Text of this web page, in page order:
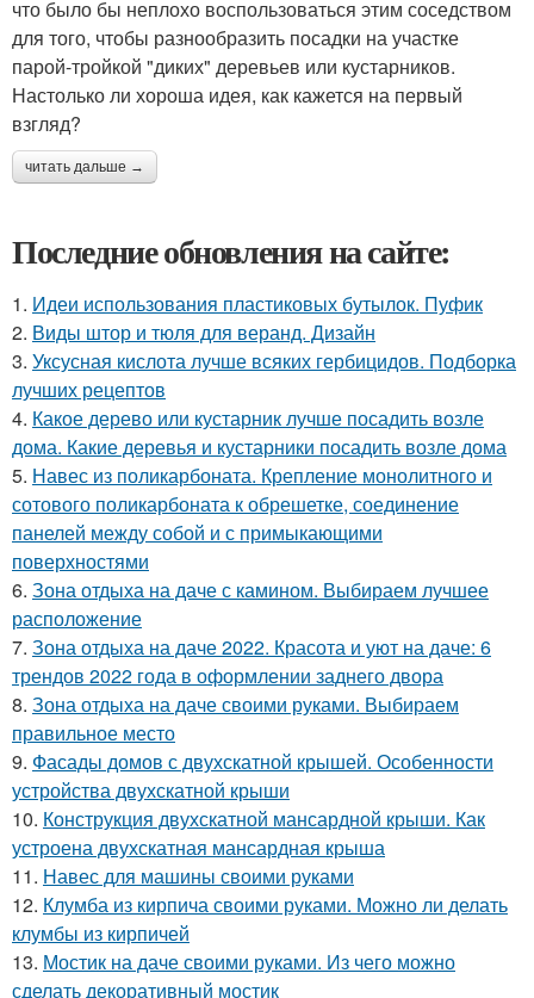
что было бы неплохо воспользоваться этим соседством
для того, чтобы разнообразить посадки на участке
парой-тройкой "диких" деревьев или кустарников.
Настолько ли хороша идея, как кажется на первый
взгляд?
читать дальше →
Последние обновления на сайте:
1. Идеи использования пластиковых бутылок. Пуфик
2. Виды штор и тюля для веранд. Дизайн
3. Уксусная кислота лучше всяких гербицидов. Подборка
лучших рецептов
4. Какое дерево или кустарник лучше посадить возле
дома. Какие деревья и кустарники посадить возле дома
5. Навес из поликарбоната. Крепление монолитного и
сотового поликарбоната к обрешетке, соединение
панелей между собой и с примыкающими
поверхностями
6. Зона отдыха на даче с камином. Выбираем лучшее
расположение
7. Зона отдыха на даче 2022. Красота и уют на даче: 6
трендов 2022 года в оформлении заднего двора
8. Зона отдыха на даче своими руками. Выбираем
правильное место
9. Фасады домов с двухскатной крышей. Особенности
устройства двухскатной крыши
10. Конструкция двухскатной мансардной крыши. Как
устроена двухскатная мансардная крыша
11. Навес для машины своими руками
12. Клумба из кирпича своими руками. Можно ли делать
клумбы из кирпичей
13. Мостик на даче своими руками. Из чего можно
сделать декоративный мостик